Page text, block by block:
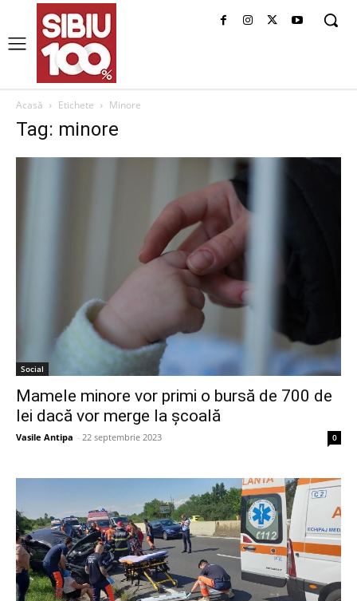
Acasă Etichete Minore
Tag: minore
Social
Mamele minore vor primi o bursă de 700 de
lei dacă vor merge la școală
Vasile Antipa - 22 septembrie 2023 0